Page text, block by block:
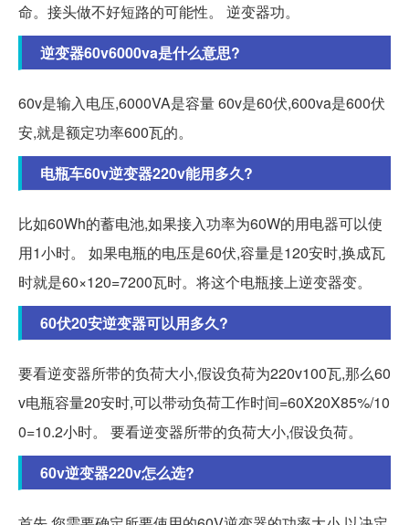
命。接头做不好短路的可能性。 逆变器功。
逆变器60v6000va是什么意思?
60v是输入电压,6000VA是容量 60v是60伏,600va是600伏
安,就是额定功率600瓦的。
电瓶车60v逆变器220v能用多久?
比如60Wh的蓄电池,如果接入功率为60W的用电器可以使
用1小时。 如果电瓶的电压是60伏,容量是120安时,换成瓦
时就是60×120=7200瓦时。将这个电瓶接上逆变器变。
60伏20安逆变器可以用多久?
要看逆变器所带的负荷大小,假设负荷为220v100瓦,那么60
v电瓶容量20安时,可以带动负荷工作时间=60X20X85%/10
0=10.2小时。 要看逆变器所带的负荷大小,假设负荷。
60v逆变器220v怎么选?